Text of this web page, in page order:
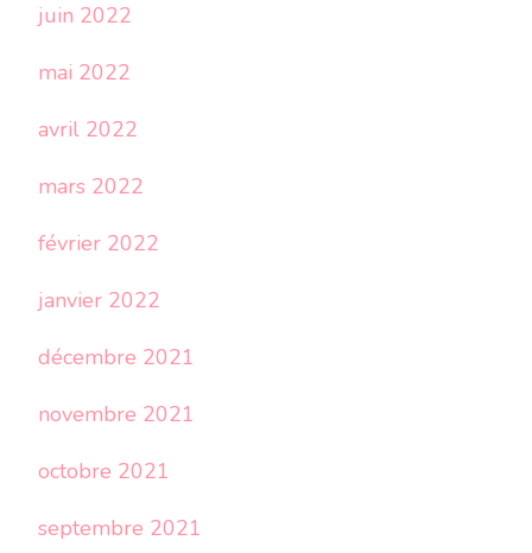
juin 2022
mai 2022
avril 2022
mars 2022
février 2022
janvier 2022
décembre 2021
novembre 2021
octobre 2021
septembre 2021